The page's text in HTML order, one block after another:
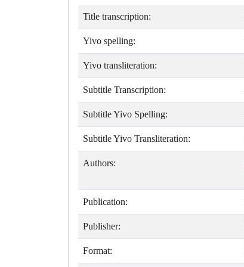
Title transcription:
Yivo spelling:
Yivo transliteration:
Subtitle Transcription:
Subtitle Yivo Spelling:
Subtitle Yivo Transliteration:
Authors:
Publication:
Publisher:
Format: